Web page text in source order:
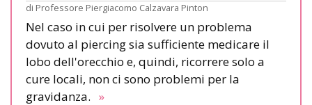
di Professore Piergiacomo Calzavara Pinton
Nel caso in cui per risolvere un problema
dovuto al piercing sia sufficiente medicare il
lobo dell'orecchio e, quindi, ricorrere solo a
cure locali, non ci sono problemi per la
gravidanza. »